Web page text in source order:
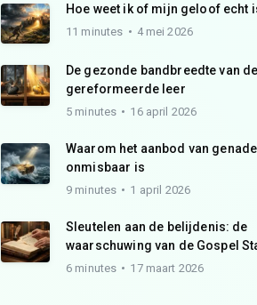
Hoe weet ik of mijn geloof echt
11 minutes 4 mei 2026
De gezonde bandbreedte van de
gereformeerde leer
5 minutes 16 april 2026
Waarom het aanbod van genade
onmisbaar is
9 minutes 1 april 2026
Sleutelen aan de belijdenis: de
waarschuwing van de Gospel
6 minutes 17 maart 2026